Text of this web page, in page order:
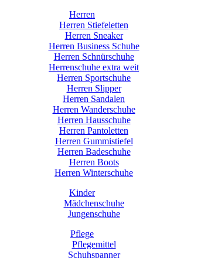
Herren
Herren Stiefeletten
Herren Sneaker
Herren Business Schuhe
Herren Schnürschuhe
Herrenschuhe extra weit
Herren Sportschuhe
Herren Slipper
Herren Sandalen
Herren Wanderschuhe
Herren Hausschuhe
Herren Pantoletten
Herren Gummistiefel
Herren Badeschuhe
Herren Boots
Herren Winterschuhe
Kinder
Mädchenschuhe
Jungenschuhe
Pflege
Pflegemittel
Schuhspanner